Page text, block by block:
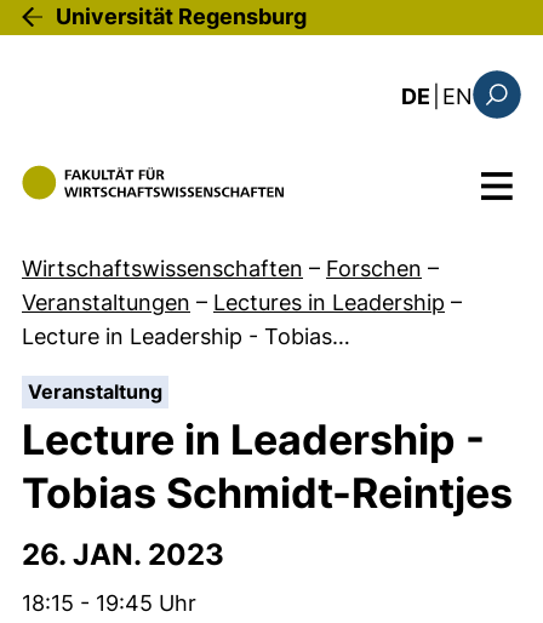
Direkt zum Inhalt
Universität Regensburg
DE EN: the
Menü
Wirtschaftswissenschaften – Forschen –
Veranstaltungen – Lectures in Leadership –
Lecture in Leadership - Tobias…
Veranstaltung:
Lecture in Leadership -
Tobias Schmidt-Reintjes
26. JAN. 2023
Zeit:
18:15 - 19:45 Uhr